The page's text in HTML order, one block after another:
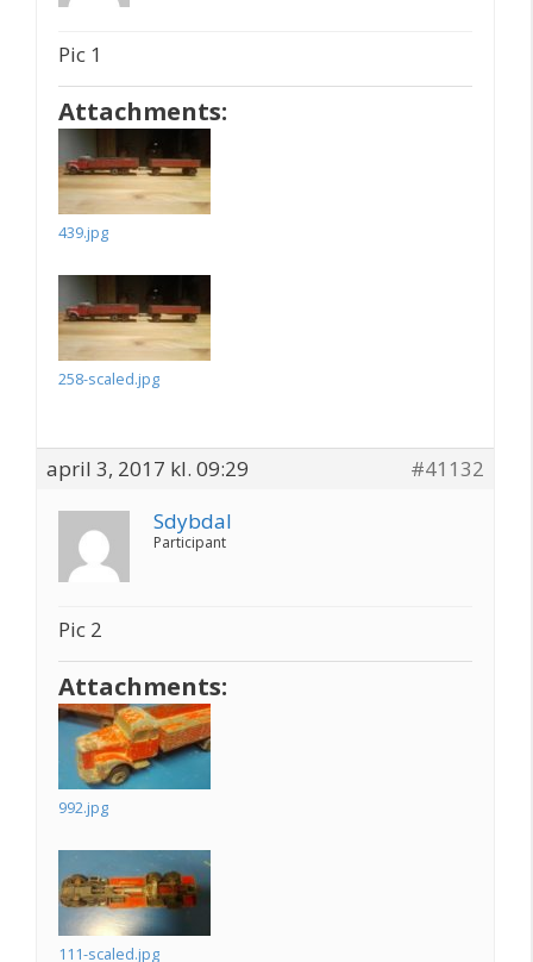
Pic 1
Attachments:
439.jpg
258-scaled.jpg
april 3, 2017 kl. 09:29
#41132
Sdybdal
Participant
Pic 2
Attachments:
992.jpg
111-scaled.jpg